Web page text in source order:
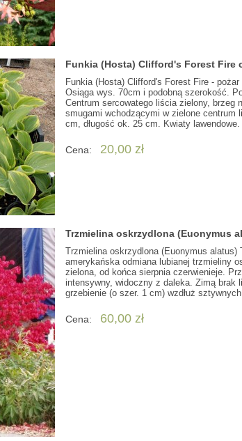
Funkia (Hosta) Clifford's Forest Fire
Funkia (Hosta) Clifford's Forest Fire -
Osiąga wys. 70cm i podobną szerokość.
Centrum sercowatego liścia zielony, brzeg
smugami wchodzącymi w zielone
cm, długość ok. 25 cm. Kwiaty
Cena: 20,00 zł
Trzmielina oskrzydlona (Euonymus
Trzmielina oskrzydlona (Euonymus
amerykańska odmiana lubianej trzmieliny
zielona, od końca sierpnia czerwienieje.
intensywny, widoczny z daleka. Zimą brak
grzebienie (o szer. 1 cm) wzdłuż
Cena: 60,00 zł